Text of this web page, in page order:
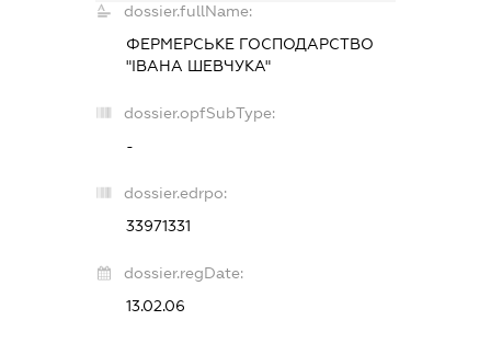
dossier.fullName:
ФЕРМЕРСЬКЕ ГОСПОДАРСТВО
"ІВАНА ШЕВЧУКА"
dossier.opfSubType:
-
dossier.edrpo:
33971331
dossier.regDate:
13.02.06